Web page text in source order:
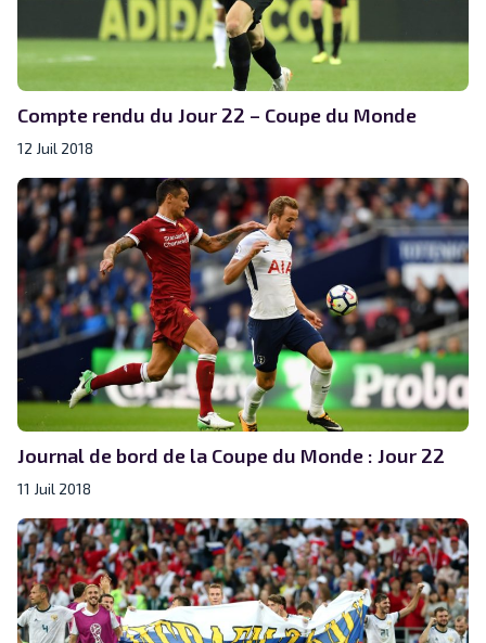
Compte rendu du Jour 22 – Coupe du Monde
12 Juil 2018
Journal de bord de la Coupe du Monde : Jour 22
11 Juil 2018